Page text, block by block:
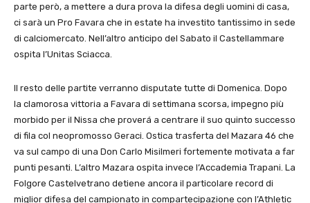
parte però, a mettere a dura prova la difesa degli uomini di casa,
ci sarà un Pro Favara che in estate ha investito tantissimo in sede
di calciomercato. Nell’altro anticipo del Sabato il Castellammare
ospita l’Unitas Sciacca.
Il resto delle partite verranno disputate tutte di Domenica. Dopo
la clamorosa vittoria a Favara di settimana scorsa, impegno più
morbido per il Nissa che proverá a centrare il suo quinto successo
di fila col neopromosso Geraci. Ostica trasferta del Mazara 46 che
va sul campo di una Don Carlo Misilmeri fortemente motivata a far
punti pesanti. L’altro Mazara ospita invece l’Accademia Trapani. La
Folgore Castelvetrano detiene ancora il particolare record di
miglior difesa del campionato in compartecipazione con l’Athletic